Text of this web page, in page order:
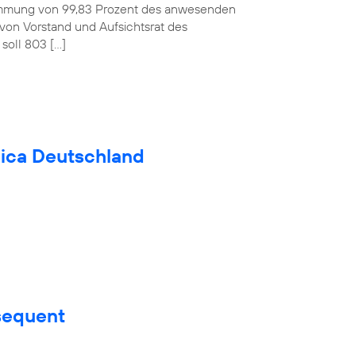
von 99,83 Prozent des anwesenden
Vorstand und Aufsichtsrat des
soll 803 […]
Deutschland